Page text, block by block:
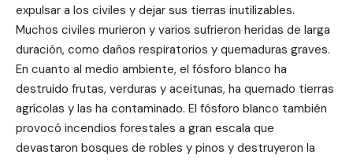
expulsar a los civiles y dejar sus tierras inutilizables.
Muchos civiles murieron y varios sufrieron heridas de larga
duración, como daños respiratorios y quemaduras graves.
En cuanto al medio ambiente, el fósforo blanco ha
destruido frutas, verduras y aceitunas, ha quemado tierras
agrícolas y las ha contaminado. El fósforo blanco también
provocó incendios forestales a gran escala que
devastaron bosques de robles y pinos y destruyeron la